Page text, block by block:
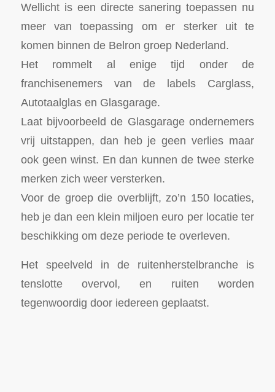
Wellicht is een directe sanering toepassen nu
meer van toepassing om er sterker uit te
komen binnen de Belron groep Nederland.
Het rommelt al enige tijd onder de
franchisenemers van de labels Carglass,
Autotaalglas en Glasgarage.
Laat bijvoorbeeld de Glasgarage ondernemers
vrij uitstappen, dan heb je geen verlies maar
ook geen winst. En dan kunnen de twee sterke
merken zich weer versterken.
Voor de groep die overblijft, zo’n 150 locaties,
heb je dan een klein miljoen euro per locatie ter
beschikking om deze periode te overleven.
Het speelveld in de ruitenherstelbranche is
tenslotte overvol, en ruiten worden
tegenwoordig door iedereen geplaatst.